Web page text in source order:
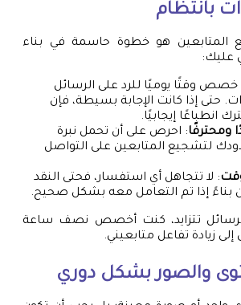
بانتظام
المتابعين هو خطوة حاسمة في بناء
عليك:
خصص وقتًا يوميًا للرد على الرسائل
حتى إذا كانت الإجابة بسيطة، فإن
انطباعًا إيجابيًا.
ومحترفًا: احرص على أن تحمل نبرة
لتشجيع المتابعين على التواصل
: لا تتجاهل أي استفسار، فحتى النقد
بناءً إذا تم التعامل معه بشكل صحيح.
تتزايد، كنت أخصص نصف ساعة
إلى زيادة تفاعل متابعيني.
والصور بشكل دوري